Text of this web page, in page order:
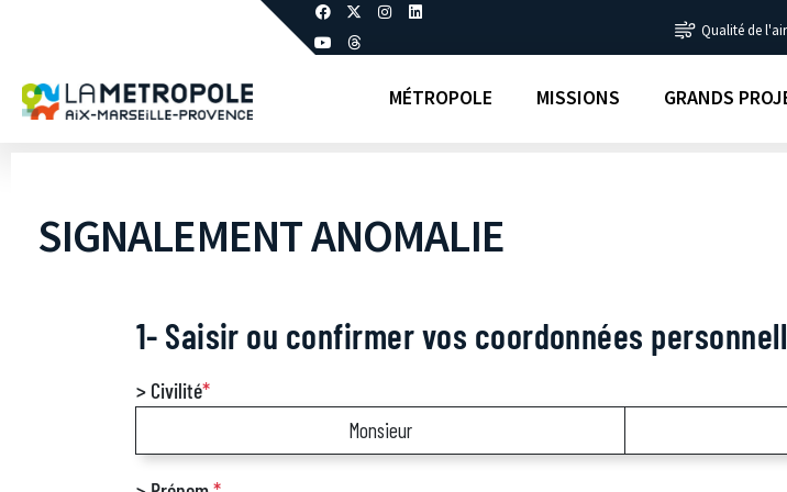
Qualité de
MÉTROPOLE MISSIONS GRANDS
SIGNALEMENT ANOMALIE
1- Saisir ou confirmer vos coordonnées
> Civilité*
Monsieur